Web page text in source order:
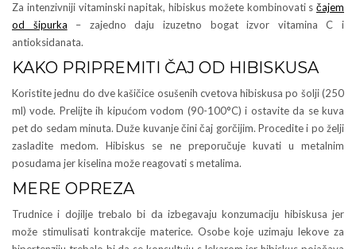
Za intenzivniji vitaminski napitak, hibiskus možete kombinovati s čajem
od šipurka – zajedno daju izuzetno bogat izvor vitamina C i
antioksidanata.
KAKO PRIPREMITI ČAJ OD HIBISKUSA
Koristite jednu do dve kašičice osušenih cvetova hibiskusa po šolji (250
ml) vode. Prelijte ih kipućom vodom (90-100°C) i ostavite da se kuva
pet do sedam minuta. Duže kuvanje čini čaj gorčijim. Procedite i po želji
zasladite medom. Hibiskus se ne preporučuje kuvati u metalnim
posudama jer kiselina može reagovati s metalima.
MERE OPREZA
Trudnice i dojilje trebalo bi da izbegavaju konzumaciju hibiskusa jer
može stimulisati kontrakcije materice. Osobe koje uzimaju lekove za